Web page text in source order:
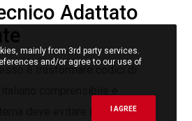
Adattato
è trasformare codici di
deve evitare di rivelare
mainly from 3rd party services.
and/or agree to our use of
I AGREE